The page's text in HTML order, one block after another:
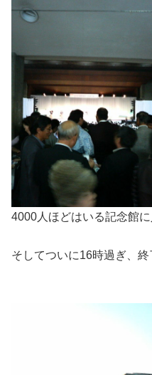
4000人ほどはいる記念館
そしてついに16時過ぎ、終